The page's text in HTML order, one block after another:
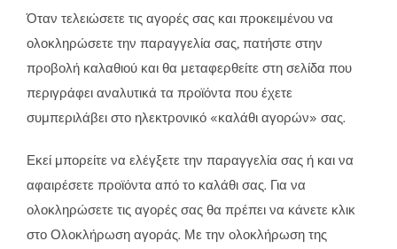
Βρεφικά – Παιδικά
Αντηλιακά
Συσκευές Ομορφιάς
Όταν τελειώσετε τις αγορές σας και προκειμένου να
ολοκληρώσετε την παραγγελία σας, πατήστε στην
προβολή καλαθιού και θα μεταφερθείτε στη σελίδα που
περιγράφει αναλυτικά τα προϊόντα που έχετε
συμπεριλάβει στο ηλεκτρονικό «καλάθι αγορών» σας.
Εκεί μπορείτε να ελέγξετε την παραγγελία σας ή και να
αφαιρέσετε προϊόντα από το καλάθι σας. Για να
ολοκληρώσετε τις αγορές σας θα πρέπει να κάνετε κλικ
στο Ολοκλήρωση αγοράς. Με την ολοκλήρωση της